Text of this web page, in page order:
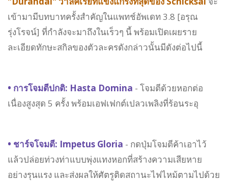
เข้ามามีบทบาทครั้งสำคัญในแพทช์อัพเดท 3.8 [อรุณ
รุ่งโรจน์] ที่กำลังจะมาถึงในเร็วๆ นี้ พร้อมเปิดเผยราย
ละเอียดทักษะสกิลของตัวละครดังกล่าวนั้นมีดังต่อไปนี้
• การโจมตีปกติ: Hasta Domina - โจมตีด้วยหอกต่อ
เนื่องสูงสุด 5 ครั้ง พร้อมเอฟเฟกต์เปลวเพลิงที่ร้อนระอุ
• ชาร์จโจมตี: Impetus Gloria - กดปุ่มโจมตีค้าเอาไว้
แล้วปล่อยท่วงท่าแบบพุ่งแทงหอกที่สร้างความเสียหาย
อย่างรุนแรง และส่งผลให้ศัตรูติดสถานะไฟไหม้ตามไปด้วย